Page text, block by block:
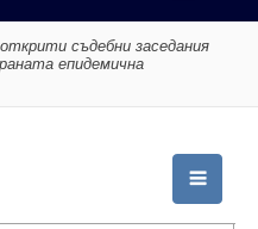
съдебни заседания
епидемична